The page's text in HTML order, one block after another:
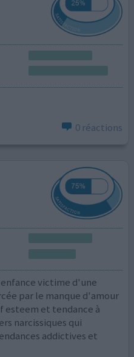
0 réactions
victime d'une
par le manque d'amour
esteem et tendance à
narcissiques qui
addictives et